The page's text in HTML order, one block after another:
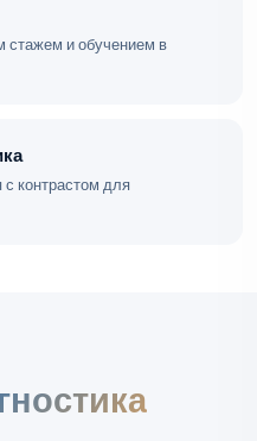
стажем и обучением в
контрастом для